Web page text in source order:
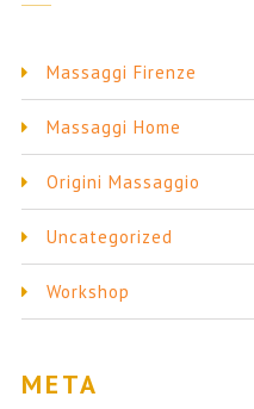
Massaggi Firenze
Massaggi Home
Origini Massaggio
Uncategorized
Workshop
META